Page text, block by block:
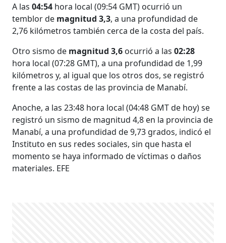
A las04:54 hora local (09:54 GMT) ocurrió un
temblor de magnitud 3,3, a una profundidad de
2,76 kilómetros también cerca de la costa del país.
Otro sismo de magnitud 3,6 ocurrió a las02:28
hora local (07:28 GMT), a una profundidad de 1,99
kilómetros y, al igual que los otros dos, se registró
frente a las costas de las provincia de Manabí.
Anoche, a las 23:48 hora local (04:48 GMT de hoy) se
registró un sismo de magnitud 4,8 en la provincia de
Manabí, a una profundidad de 9,73 grados, indicó el
Instituto en sus redes sociales, sin que hasta el
momento se haya informado de víctimas o daños
materiales. EFE